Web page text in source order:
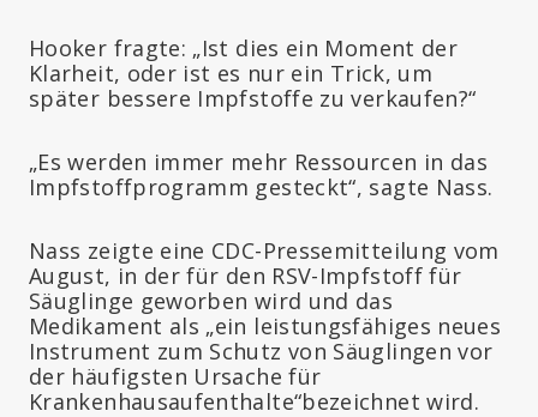
Hooker fragte: „Ist dies ein Moment der
Klarheit, oder ist es nur ein Trick, um
später bessere Impfstoffe zu verkaufen?“
„Es werden immer mehr Ressourcen in das
Impfstoffprogramm gesteckt“, sagte Nass.
Nass zeigte eine CDC-Pressemitteilung vom
August, in der für den RSV-Impfstoff für
Säuglinge geworben wird und das
Medikament als „ein leistungsfähiges neues
Instrument zum Schutz von Säuglingen vor
der häufigsten Ursache für
Krankenhausaufenthalte“bezeichnet wird.